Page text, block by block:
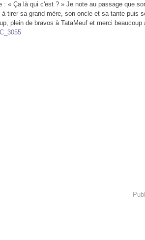
: « Ça là qui c'est ? » Je note au passage que
à tirer sa grand-mère, son oncle et sa tante puis
plein de bravos à TataMeuf et merci